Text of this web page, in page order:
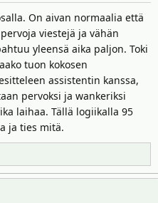
On aivan normaalia että
viestejä ja vähän
yleensä aika paljon. Toki
tuon kokosen
assistentin kanssa,
pervoksi ja wankeriksi
laihaa. Tällä logiikalla 95
ja ties mitä.